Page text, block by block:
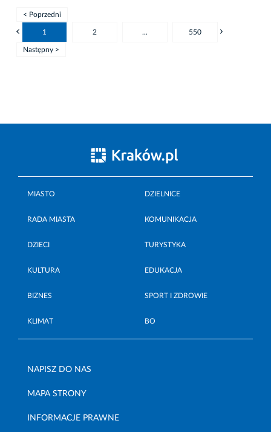
< Poprzedni
1 2 ... 550
Następny >
MIASTO DZIELNICE
RADA MIASTA KOMUNIKACJA
DZIECI TURYSTYKA
KULTURA EDUKACJA
BIZNES SPORT I ZDROWIE
KLIMAT BO
NAPISZ DO NAS
MAPA STRONY
INFORMACJE PRAWNE